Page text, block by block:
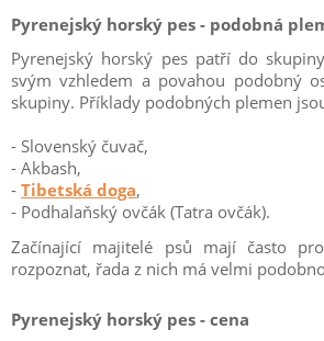
Pyrenejský horský pes - podobná
Pyrenejský horský pes patří do
svým vzhledem a povahou podobný
skupiny. Příklady podobných plemen
- Slovenský čuvač,
- Akbash,
- Tibetská doga,
- Podhalaňský ovčák (Tatra ovčák).
Začínající majitelé psů mají často
rozpoznat, řada z nich má velmi
Pyrenejský horský pes - cena